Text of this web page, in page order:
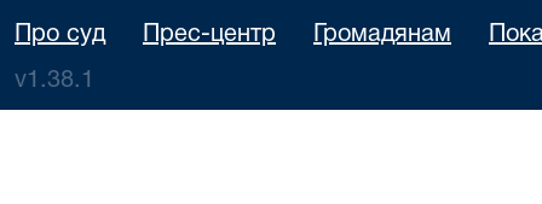
Про суд Прес-центр Громадянам
v1.38.1